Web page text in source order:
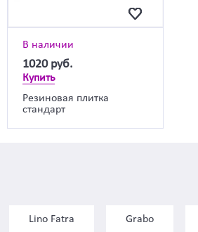
В наличии
1020 руб.
Купить
Резиновая плитка
стандарт
Lino Fatra Grabo